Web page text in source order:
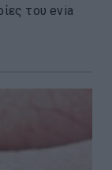
του evia